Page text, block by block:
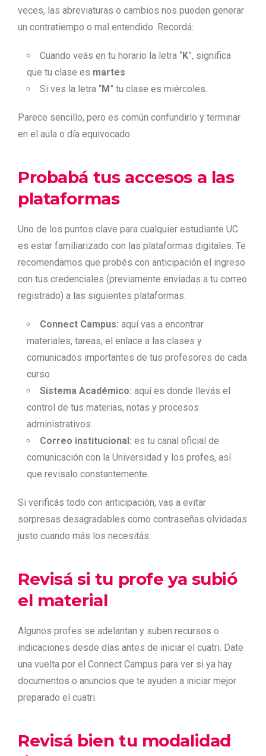
veces, las abreviaturas o cambios nos pueden generar
un contratiempo o mal entendido. Recordá:
Cuando veás en tu horario la letra “K”, significa
que tu clase es martes
Si ves la letra “M” tu clase es miércoles.
Parece sencillo, pero es común confundirlo y terminar
en el aula o día equivocado.
Probabá tus accesos a las
plataformas
Uno de los puntos clave para cualquier estudiante UC
es estar familiarizado con las plataformas digitales. Te
recomendamos que probés con anticipación el ingreso
con tus credenciales (previamente enviadas a tu correo
registrado) a las siguientes plataformas:
Connect Campus: aquí vas a encontrar
materiales, tareas, el enlace a las clases y
comunicados importantes de tus profesores de cada
curso.
Sistema Académico: aquí es donde llevás el
control de tus materias, notas y procesos
administrativos.
Correo institucional: es tu canal oficial de
comunicación con la Universidad y los profes, así
que revisalo constantemente.
Si verificás todo con anticipación, vas a evitar
sorpresas desagradables como contraseñas olvidadas
justo cuando más los necesitás.
Revisá si tu profe ya subió
el material
Algunos profes se adelantan y suben recursos o
indicaciones desde días antes de iniciar el cuatri. Date
una vuelta por el Connect Campus para ver si ya hay
documentos o anuncios que te ayuden a iniciar mejor
preparado el cuatri.
Revisá bien tu modalidad